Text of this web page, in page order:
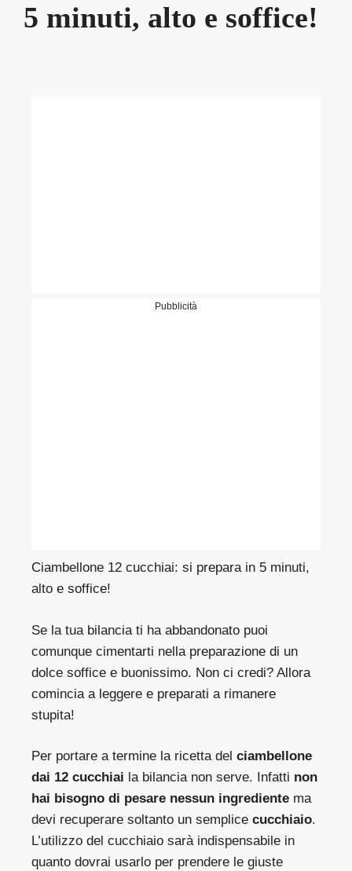
5 minuti, alto e soffice!
Pubblicità
Ciambellone 12 cucchiai: si prepara in 5 minuti,
alto e soffice!
Se la tua bilancia ti ha abbandonato puoi
comunque cimentarti nella preparazione di un
dolce soffice e buonissimo. Non ci credi? Allora
comincia a leggere e preparati a rimanere
stupita!
Per portare a termine la ricetta delciambellone
dai 12 cucchiai la bilancia non serve. Infatti non
hai bisogno di pesare nessun ingrediente ma
devi recuperare soltanto un semplice cucchiaio.
L’utilizzo del cucchiaio sarà indispensabile in
quanto dovrai usarlo per prendere le giuste